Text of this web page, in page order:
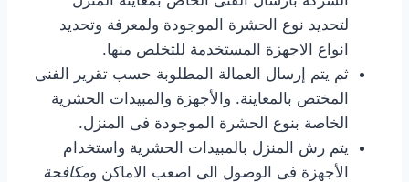
لتحديد نوع الحشرة الموجودة ولمعرفة وتحديد
انواع الاجهزة المستخدمة للتخلص منها.
ثم يتم إرسال العمالة المطلوبة حسب تقرير الفنى
المختص بالمعاينة. والأجهزة والمبيدات الحشرية
الخاصة بنوع الحشرة الموجودة فى المنزل.
يتم رش المنزل بالمبيدات الحشرية واستخدام
الأجهزة فى الوصول الى اصعب الاماكن ومكافحة